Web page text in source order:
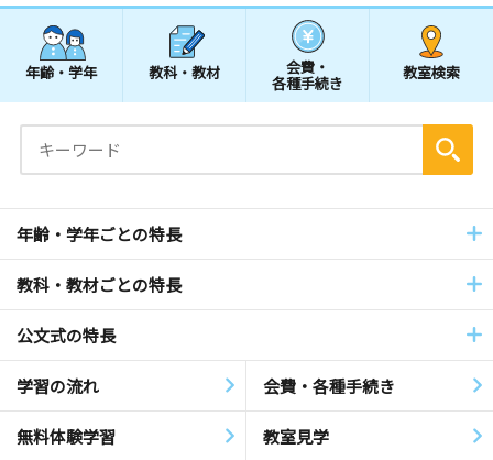
年齢・学年 教科・教材 会費・
各種手続き
教室検索
年齢・学年ごとの特長
教科・教材ごとの特長
公文式の特長
学習の流れ 会費・各種手続き
無料体験学習 教室見学